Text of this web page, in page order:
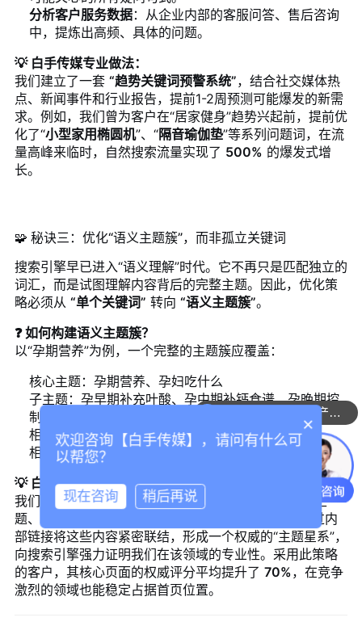
分析客户服务数据：从企业内部的客服问答、售后咨询
中，提炼出高频、具体的问题。
💡 白手传媒专业做法：
我们建立了一套 “趋势关键词预警系统”，结合社交媒体热
点、新闻事件和行业报告，提前1-2周预测可能爆发的新需
求。例如，我们曾为客户在“居家健身”趋势兴起前，提前优
化了“小型家用椭圆机”、“隔音瑜伽垫”等系列问题词，在流
量高峰来临时，自然搜索流量实现了 500% 的爆发式增
长。
🧩 秘诀三：优化“语义主题簇”，而非孤立关键词
搜索引擎早已进入“语义理解”时代。它不再只是匹配独立的
词汇，而是试图理解内容背后的完整主题。因此，优化策
略必须从 “单个关键词” 转向 “语义主题簇”。
❓ 如何构建语义主题簇？
以“孕期营养”为例，一个完整的主题簇应覆盖：
核心主题：孕期营养、孕妇吃什么
子主题：孕早期补充叶酸、孕中期补钙食谱、孕晚期控
制体重
相关问题：孕妇能不能喝咖啡？DHA哪个牌子好？
相关实体：爱乐维、斯利安、医院营养科
💡 白手传媒专业做法：
我们使用“内容主题矩阵工具”，为客户规划覆盖核心主
题、子主题、长尾问题及关联实体的全方位内容。通过内
部链接将这些内容紧密联结，形成一个权威的“主题星系”，
向搜索引擎强力证明我们在该领域的专业性。采用此策略
的客户，其核心页面的权威评分平均提升了 70%，在竞争
激烈的领域也能稳定占据首页位置。
可以介绍下你们的产品么
×
欢迎咨询【白手传媒】，请问有什么可
以帮您？
现在咨询 稍后再说